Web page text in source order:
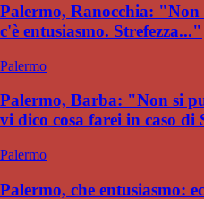
Palermo, Ranocchia:
c'è entusiasmo. Strefezza..."
Palermo
Palermo, Barba: "Non si
vi dico cosa farei in caso di
Palermo
Palermo, che entusiasmo: